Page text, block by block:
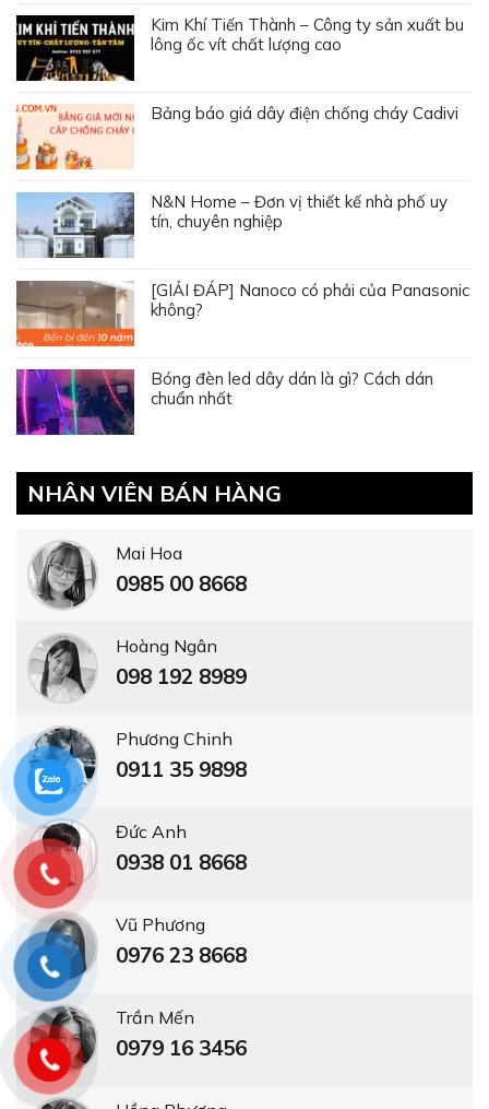
Kim Khí Tiến Thành – Công ty sản xuất bu
lông ốc vít chất lượng cao
Bảng báo giá dây điện chống cháy Cadivi
N&N Home – Đơn vị thiết kế nhà phố uy
tín, chuyên nghiệp
[GIẢI ĐÁP] Nanoco có phải của Panasonic
không?
Bóng đèn led dây dán là gì? Cách dán
chuẩn nhất
NHÂN VIÊN BÁN HÀNG
Mai Hoa
0985 00 8668
Hoàng Ngân
098 192 8989
Phương Chinh
0911 35 9898
Đức Anh
0938 01 8668
Vũ Phương
0976 23 8668
Trần Mến
0979 16 3456